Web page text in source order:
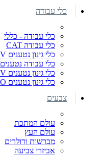
כלי עבודה
כלי עבודה - כללי
כלי עבודה CAT
כלי גינון נטענים 24V
כלי עבודה נטענים 24V
כלי גינון נטענים 48V
כלי גינון נטענים 80V PRO
צבעים
עולם המתכת
עולם העץ
מברשות ורולרים
אביזרי צביעה